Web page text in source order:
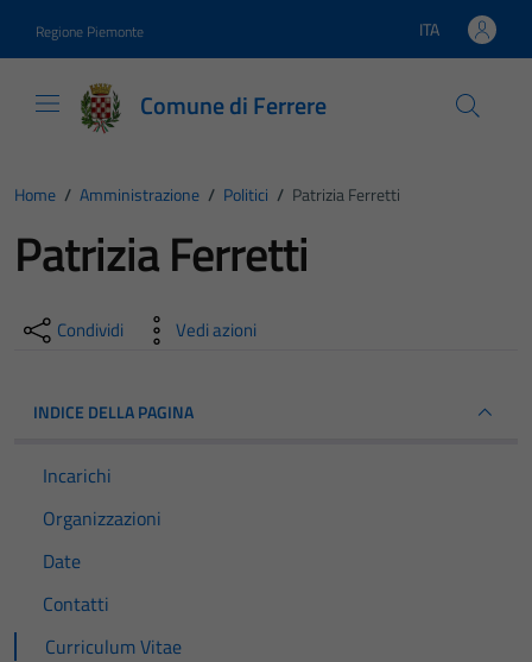
Regione Piemonte Lingua attiva:
ITA
Comune di Ferrere
Home / Amministrazione / Politici / Patrizia Ferretti
Patrizia Ferretti
Condividi Vedi azioni
INDICE DELLA PAGINA
Incarichi
Organizzazioni
Date
Contatti
Curriculum Vitae